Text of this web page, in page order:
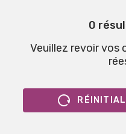
0
Veuillez revoir vos